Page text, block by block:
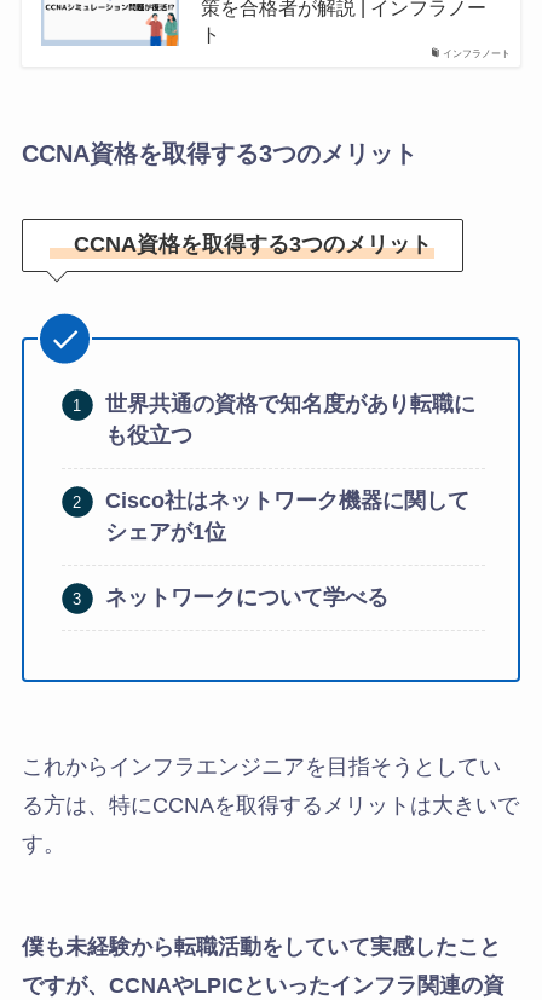
インフラノート
策を合格者が解説 | インフラノー
ト
CCNA資格を取得する3つのメリット
CCNA資格を取得する3つのメリット
世界共通の資格で知名度があり転職に
も役立つ
Cisco社はネットワーク機器に関して
シェアが1位
ネットワークについて学べる
これからインフラエンジニアを目指そうとしてい
る方は、特にCCNAを取得するメリットは大きいで
す。
僕も未経験から転職活動をしていて実感したこと
ですが、CCNAやLPICといったインフラ関連の資